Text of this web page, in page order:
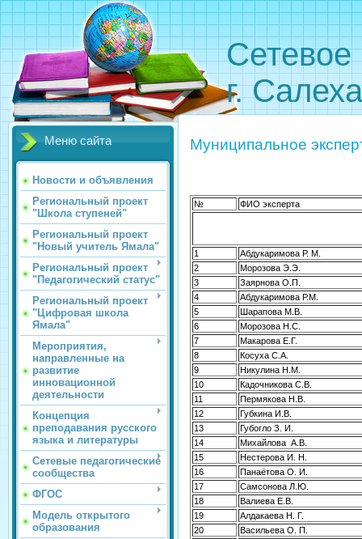
Сетевое
г.
Меню сайта
Новости и объявления
Региональный проект
"Школа ступеней"
Региональный проект
"Новый учитель Ямала"
Региональный проект
"Педагогический статус"
Региональный проект
"Цифровая школа
Ямала"
Мероприятия,
направленные на
развитие
инновационной
деятельности
Концепция
преподавания русского
языка и литературы
Сетевые педагогические
сообщества
ФГОС
Модель открытого
образования
Муниципальное
№ ФИО эксперта
1
Абдукаримова Р. М.
2
Морозова Э.Э.
3
Заярнова О.П.
4
Абдукаримова Р.М.
5
Шарапова М.В.
6
Морозова Н.С.
7
Макарова Е.Г.
8
Косуха С.А.
9
Никулина Н.М.
10
Кадочникова С.В.
11
Пермякова Н.В.
12
Губкина И.В.
13
Губогло З. И.
14
Михайлова А.В.
15
Нестерова И. Н.
16
Панаётова О. И.
17
Самсонова Л.Ю.
18
Валиева Е.В.
19
Алдакаева Н. Г.
20
Васильева О. П.